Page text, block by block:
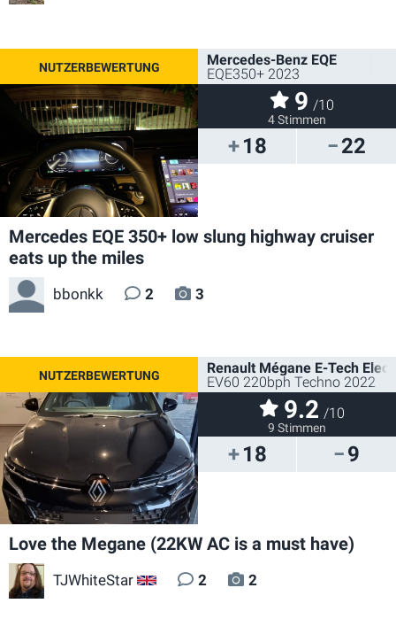
18 22
Mercedes-Benz EQE
EQE350+ 2023
9 /10
4 Stimmen
Mercedes EQE 350+ low slung highway cruiser
eats up the miles
bbonkk 2 3
18 9
Renault Mégane E-Tech
EV60 220bph Techno 2022
9.2 /10
9 Stimmen
Love the Megane (22KW AC is a must have)
TJWhiteStar GB 2 2